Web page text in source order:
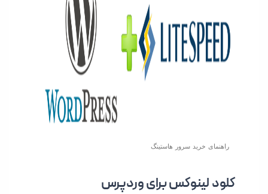
راهنمای خرید سرور هاستینگ
کلود لینوکس برای وردپرس